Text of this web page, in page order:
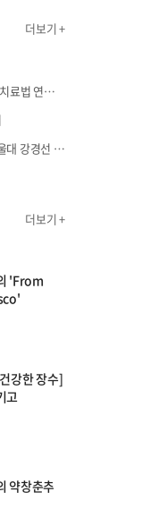
더보기 +
한국임상약학회, 2026 약물치료법 연수강좌 8월 21일 개최
강스템바이오텍, 창업자 서울대 강경선 교수 최고과학책임자 선임
더보기 +
'From
강한 장수]
고
약창춘추